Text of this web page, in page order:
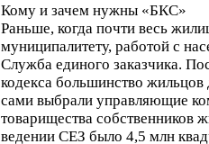
Кому и зачем нужны «БКС»
Раньше, когда почти весь
муниципалитету, работой с
Служба единого заказчика.
кодекса большинство
сами выбрали управляющие
товарищества собственников
ведении СЕЗ было 4,5 млн